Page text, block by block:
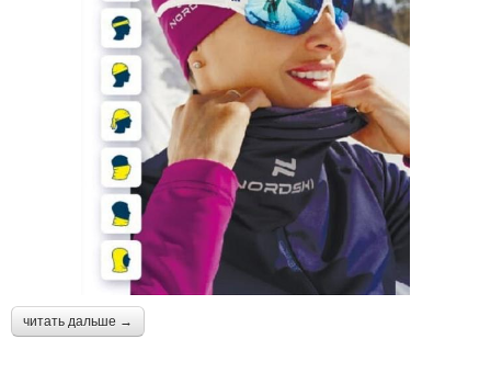
читать дальше →